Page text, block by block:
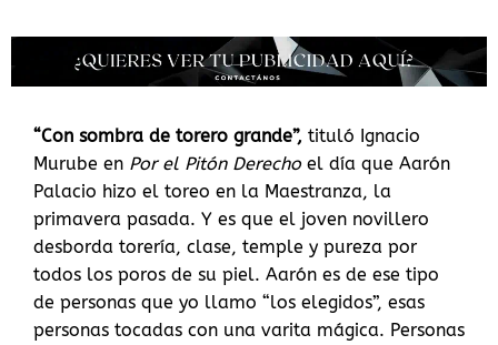
“Con sombra de torero grande”, tituló Ignacio
Murube en Por el Pitón Derechoel día que Aarón
Palacio hizo el toreo en la Maestranza, la
primavera pasada. Y es que el joven novillero
desborda torería, clase, temple y pureza por
todos los poros de su piel. Aarón es de ese tipo
de personas que yo llamo “los elegidos”, esas
personas tocadas con una varita mágica. Personas